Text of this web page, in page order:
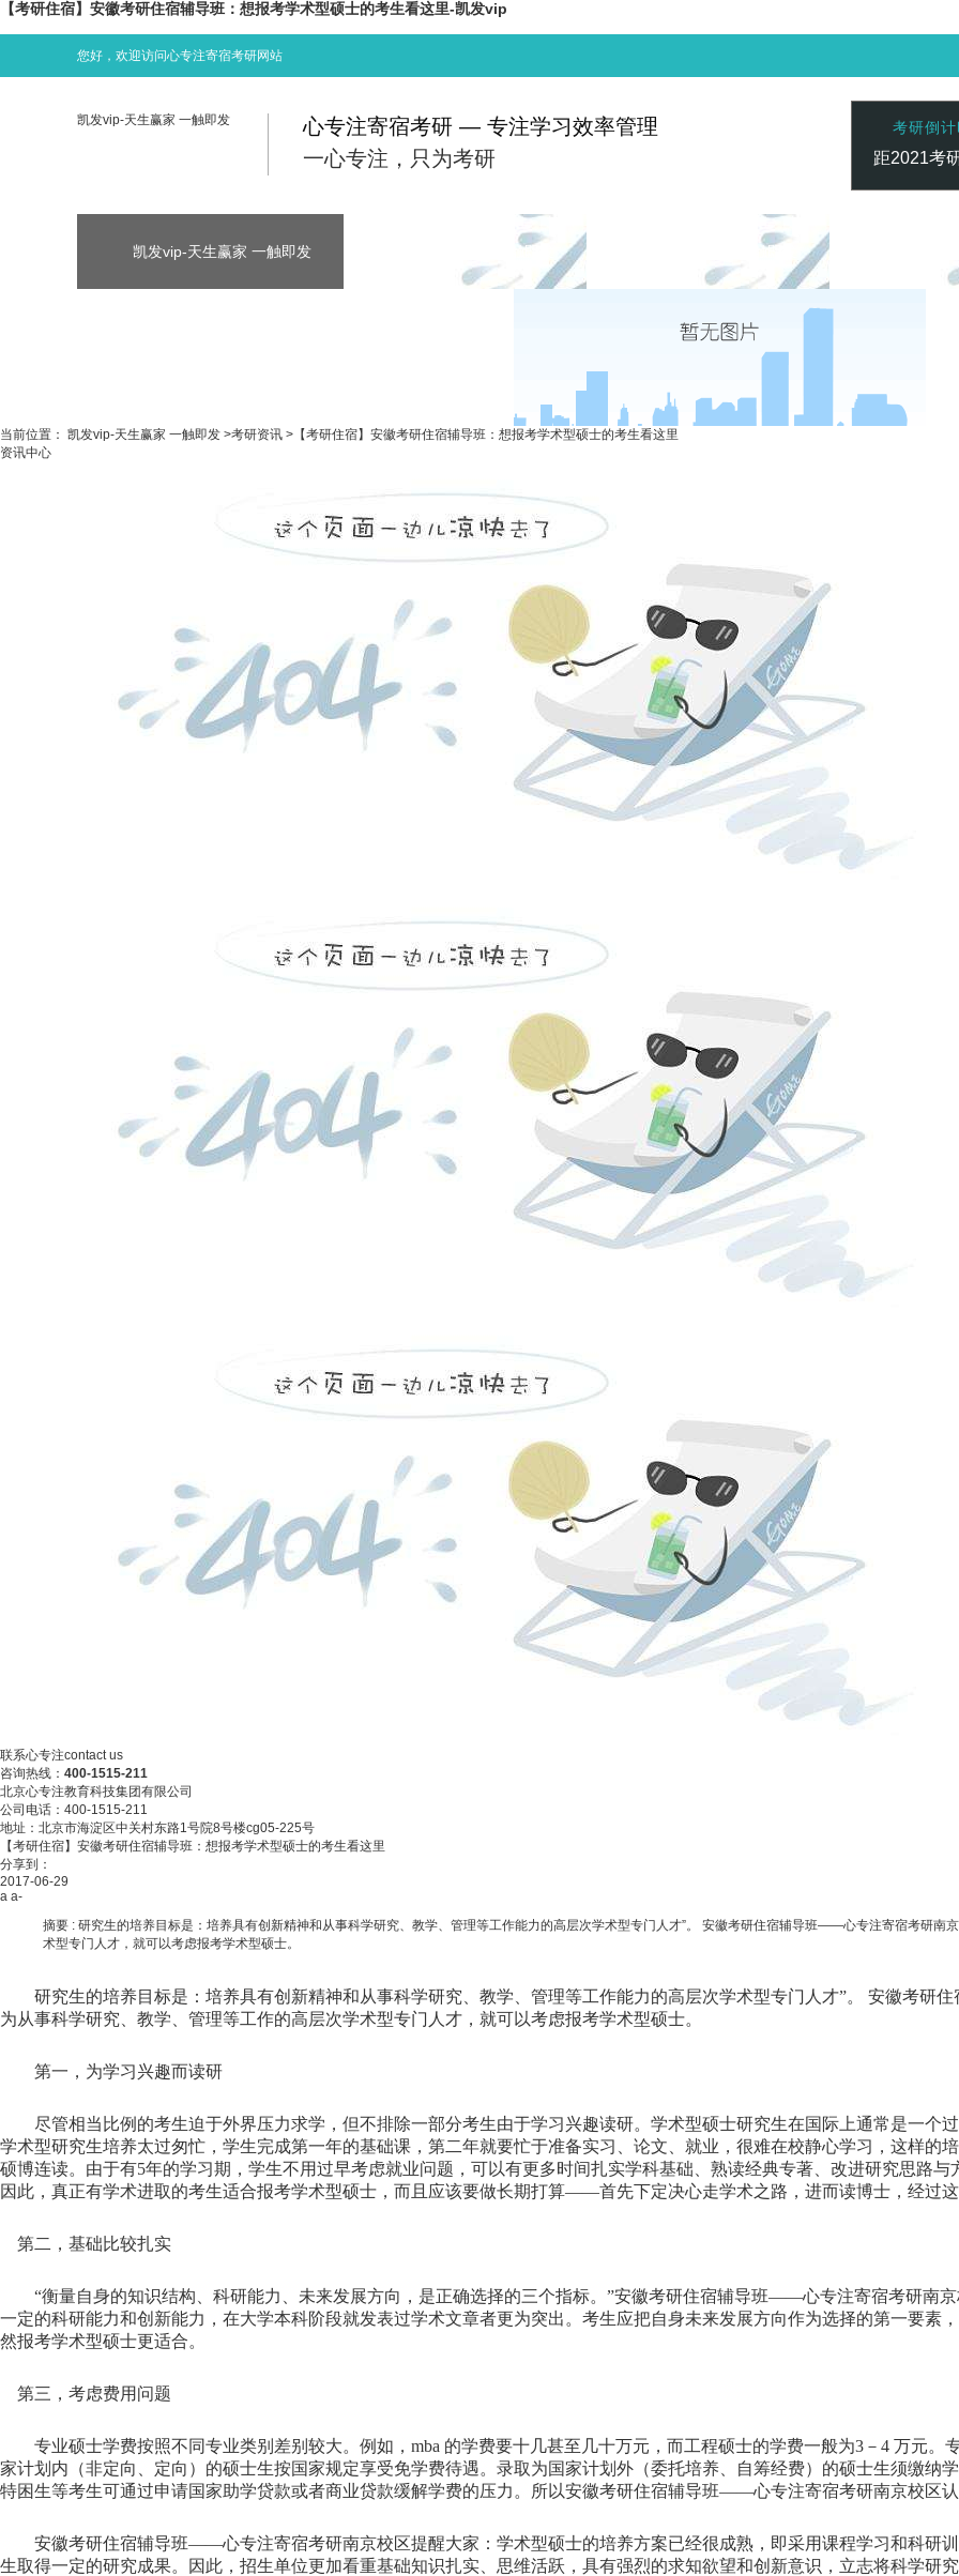
【考研住宿】安徽考研住宿辅导班：想报考学术型硕士的考生看这里-凯发vip
您好，欢迎访问心专注寄宿考研网站
凯发vip-天生赢家 一触即发
心专注寄宿考研 — 专注学习效率管理
一心专注，只为考研
考研倒
距2021考
凯发vip-天生赢家 一触即发 凯发vip-天生赢家 一触即发 凯发vip-天生赢家 一触即发
当前位置： 凯发vip-天生赢家 一触即发 >考研资讯 > 【考研住宿】安徽考研住宿辅导班：想报考学术型硕士的考生看这里
资讯中心
联系心专注contact us
咨询热线： 400-1515-211
北京心专注教育科技集团有限公司
公司电话：400-1515-211
地址：北京市海淀区中关村东路1号院8号楼cg05-225号
【考研住宿】安徽考研住宿辅导班：想报考学术型硕士的考生看这里
分享到：
2017-06-29
a a-
摘要 : 研究生的培养目标是：培养具有创新精神和从事科学研究、教学、管理等工作能力的高层次学术型专门人才”。 安徽考研住宿辅导班——心专注寄宿考研南
术型专门人才，就可以考虑报考学术型硕士。
研究生的培养目标是：培养具有创新精神和从事科学研究、教学、管理等工作能力的高层次学术型专门人才”。 安徽考
为从事科学研究、教学、管理等工作的高层次学术型专门人才，就可以考虑报考学术型硕士。
第一，为学习兴趣而读研
尽管相当比例的考生迫于外界压力求学，但不排除一部分考生由于学习兴趣读研。学术型硕士研究生在国际上通常是一个
学术型研究生培养太过匆忙，学生完成第一年的基础课，第二年就要忙于准备实习、论文、就业，很难在校静心学习，这样的
硕博连读。由于有5年的学习期，学生不用过早考虑就业问题，可以有更多时间扎实学科基础、熟读经典专著、改进研究思路
因此，真正有学术进取的考生适合报考学术型硕士，而且应该要做长期打算——首先下定决心走学术之路，进而读博士，经过
第二，基础比较扎实
“衡量自身的知识结构、科研能力、未来发展方向，是正确选择的三个指标。”安徽考研住宿辅导班——心专注寄宿考研南
一定的科研能力和创新能力，在大学本科阶段就发表过学术文章者更为突出。考生应把自身未来发展方向作为选择的第一要素
然报考学术型硕士更适合。
第三，考虑费用问题
专业硕士学费按照不同专业类别差别较大。例如，mba 的学费要十几甚至几十万元，而工程硕士的学费一般为3－4 万元
家计划内（非定向、定向）的硕士生按国家规定享受免学费待遇。录取为国家计划外（委托培养、自筹经费）的硕士生须缴纳
特困生等考生可通过申请国家助学贷款或者商业贷款缓解学费的压力。所以安徽考研住宿辅导班——心专注寄宿考研南京校区
安徽考研住宿辅导班——心专注寄宿考研南京校区提醒大家：学术型硕士的培养方案已经很成熟，即采用课程学习和科研
生取得一定的研究成果。因此，招生单位更加看重基础知识扎实、思维活跃，具有强烈的求知欲望和创新意识，立志将科学研